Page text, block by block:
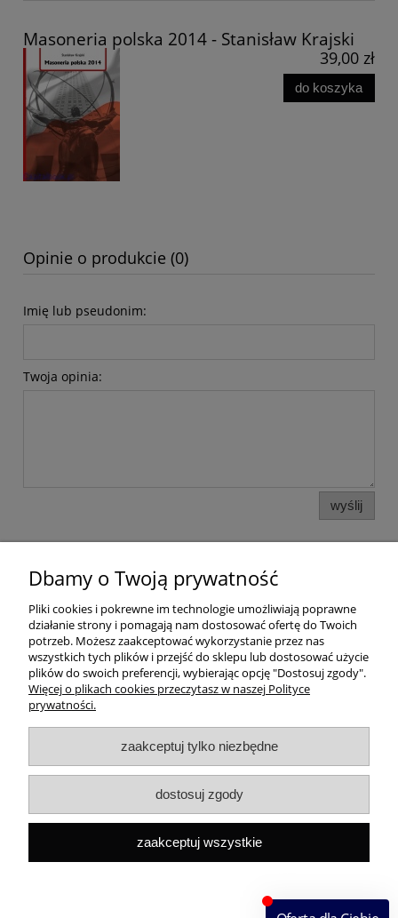
Masoneria polska 2014 - Stanisław Krajski
39,00 zł
do koszyka
Opinie o produkcie (0)
Imię lub pseudonim:
Twoja opinia:
wyślij
Pomoc
Dostawa
Moje konto
O firmie
Rekomendowane strony
Szybki kontakt
Capital ul. Tenisowa 8/U1, 02-602 Warszawa, Tel:+48
pokaż pełną wersję strony
Dbamy o Twoją prywatność
Pliki cookies i pokrewne im technologie umożliwiają poprawne
działanie strony i pomagają nam dostosować ofertę do Twoich
potrzeb. Możesz zaakceptować wykorzystanie przez nas
wszystkich tych plików i przejść do sklepu lub dostosować użycie
plików do swoich preferencji, wybierając opcję "Dostosuj zgody".
Więcej o plikach cookies przeczytasz w naszej Polityce
prywatności.
zaakceptuj tylko niezbędne
dostosuj zgody
zaakceptuj wszystkie